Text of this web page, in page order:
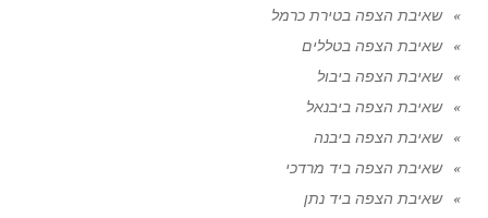
שאיבת הצפה בטירת כרמל
שאיבת הצפה בטללים
שאיבת הצפה ביבול
שאיבת הצפה ביבנאל
שאיבת הצפה ביבנה
שאיבת הצפה ביד מרדכי
שאיבת הצפה ביד נתן